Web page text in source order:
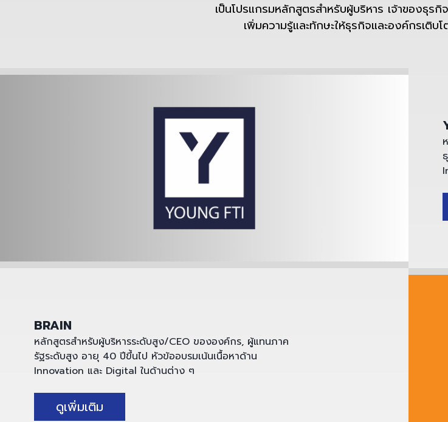
เป็นโปรแกรมหลักสูตรสำหรับผู้บริหาร เจ้าของธุร
เพิ่มความรู้และทักษะให้ธุรกิจและองค์กรเติ
BRAIN
หลักสูตรสำหรับผู้บริหารระดับสูง/CEO ขององค์กร, ผู้แทนภาค
รัฐระดับสูง อายุ 40 ปีขึ้นไป หัวข้ออบรมเน้นเนื้อหาด้าน
Innovation และ Digital ในด้านต่าง ๆ
ดูเพิ่มเติม